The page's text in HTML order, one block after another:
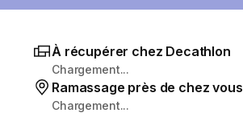
À récupérer chez Decathlon
Chargement...
Ramassage près de chez vous
Chargement...